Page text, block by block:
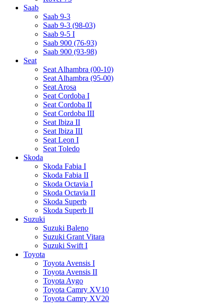
Saab
Saab 9-3
Saab 9-3 (98-03)
Saab 9-5 I
Saab 900 (76-93)
Saab 900 (93-98)
Seat
Seat Alhambra (00-10)
Seat Alhambra (95-00)
Seat Arosa
Seat Cordoba I
Seat Cordoba II
Seat Cordoba III
Seat Ibiza II
Seat Ibiza III
Seat Leon I
Seat Toledo
Skoda
Skoda Fabia I
Skoda Fabia II
Skoda Octavia I
Skoda Octavia II
Skoda Superb
Skoda Superb II
Suzuki
Suzuki Baleno
Suzuki Grant Vitara
Suzuki Swift I
Toyota
Toyota Avensis I
Toyota Avensis II
Toyota Aygo
Toyota Camry XV10
Toyota Camry XV20